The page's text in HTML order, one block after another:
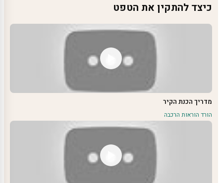
כיצד להתקין את הטפט
מדריך הכנת הקיר
הורד הוראות הרכבה